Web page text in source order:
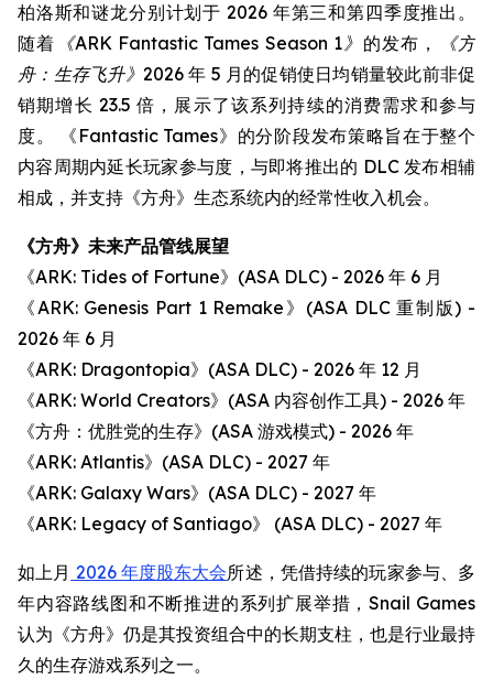
柏洛斯和谜龙分别计划于 2026 年第三和第四季度推出。
随着 《ARK Fantastic Tames Season 1》 的发布，
《方
舟：生存飞升》 2026 年 5 月的促销使日均销量较此前非促
销期增长 23.5 倍，展示了该系列持续的消费需求和参与
度。 《Fantastic Tames》的分阶段发布策略旨在于整个
内容周期内延长玩家参与度，与即将推出的 DLC 发布相辅
相成，并支持《方舟》生态系统内的经常性收入机会。
《方舟》未来产品管线展望
《ARK: Tides of Fortune》(ASA DLC) - 2026 年 6 月
《ARK: Genesis Part 1 Remake》(ASA DLC 重制版) -
2026 年 6 月
《ARK: Dragontopia》(ASA DLC) - 2026 年 12 月
《ARK: World Creators》(ASA 内容创作工具) - 2026 年
《方舟：优胜党的生存》(ASA 游戏模式) - 2026 年
《ARK: Atlantis》(ASA DLC) - 2027 年
《ARK: Galaxy Wars》(ASA DLC) - 2027 年
《ARK: Legacy of Santiago》 (ASA DLC) - 2027 年
如上月 2026 年度股东大会所述，凭借持续的玩家参与、多
年内容路线图和不断推进的系列扩展举措，Snail Games
认为《方舟》仍是其投资组合中的长期支柱，也是行业最持
久的生存游戏系列之一。